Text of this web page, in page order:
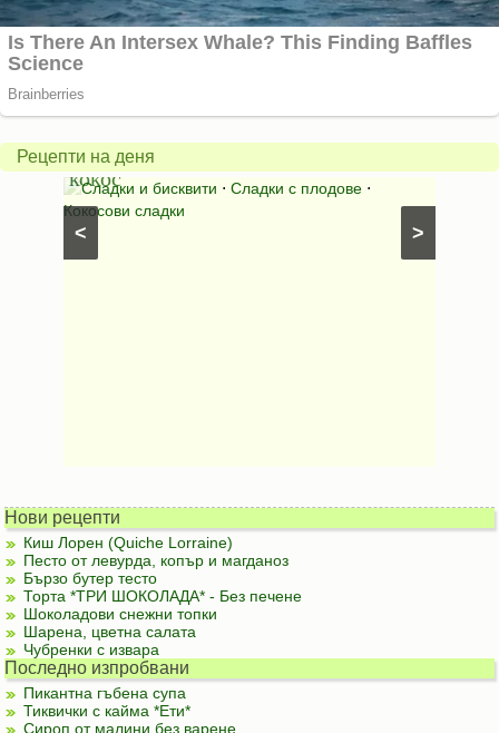
Рецепти на деня
>
<
Бисквити
с
горски
плодове
и
кокос
Сладки и бисквити ⋅ Сладки с плодове ⋅
Кокосови сладки
ден*
Нови рецепти
Киш Лорен (Quiche Lorraine)
Песто от левурда, копър и магданоз
Бързо бутер тесто
Торта *ТРИ ШОКОЛАДА* - Без печене
Шоколадови снежни топки
Шарена, цветна салата
Чубренки с извара
Последно изпробвани
Пикантна гъбена супа
Тиквички с кайма *Ети*
Сироп от малини без варене